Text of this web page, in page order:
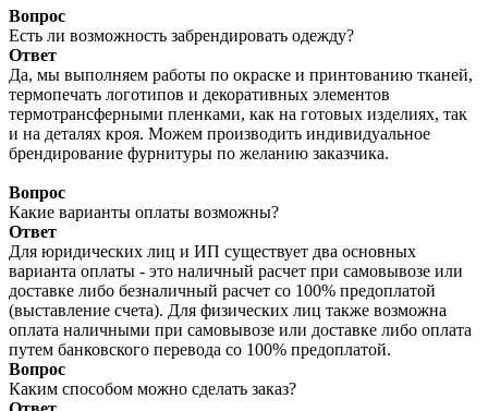
Вопрос
Есть ли возможность забрендировать одежду?
Ответ
Да, мы выполняем работы по окраске и принтованию тканей,
термопечать логотипов и декоративных элементов
термотрансферными пленками, как на готовых изделиях, так
и на деталях кроя. Можем производить индивидуальное
брендирование фурнитуры по желанию заказчика.
Вопрос
Какие варианты оплаты возможны?
Ответ
Для юридических лиц и ИП существует два основных
варианта оплаты - это наличный расчет при самовывозе или
доставке либо безналичный расчет со 100% предоплатой
(выставление счета). Для физических лиц также возможна
оплата наличными при самовывозе или доставке либо оплата
путем банковского перевода со 100% предоплатой.
Вопрос
Каким способом можно сделать заказ?